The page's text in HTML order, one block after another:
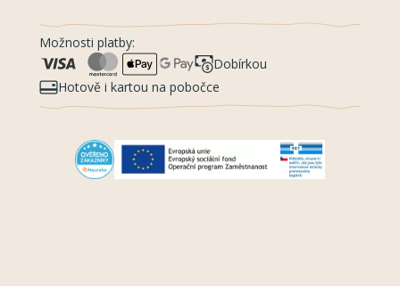
Možnosti platby:
Dobírkou
Hotově i kartou na pobočce